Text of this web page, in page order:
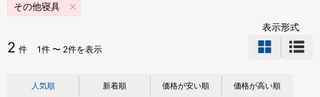
その他寝具
2 件 1件 〜 2件を表示
表示形式
人気順 新着順 価格が安い順 価格が高い順